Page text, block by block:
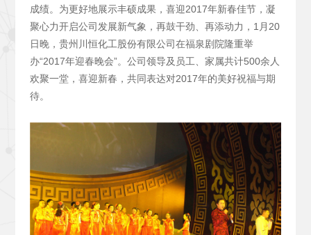
成绩。为更好地展示丰硕成果，喜迎2017年新春佳节，凝
聚心力开启公司发展新气象，再鼓干劲、再添动力，1月20
日晚，贵州川恒化工股份有限公司在福泉剧院隆重举
办“2017年迎春晚会”。公司领导及员工、家属共计500余人
欢聚一堂，喜迎新春，共同表达对2017年的美好祝福与期
待。